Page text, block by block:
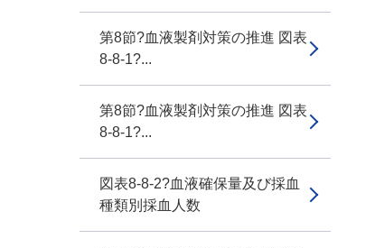
第8節?血液製剤対策の推進 図表
8-8-1?...
第8節?血液製剤対策の推進 図表
8-8-1?...
図表8-8-2?血液確保量及び採血
種類別採血人数